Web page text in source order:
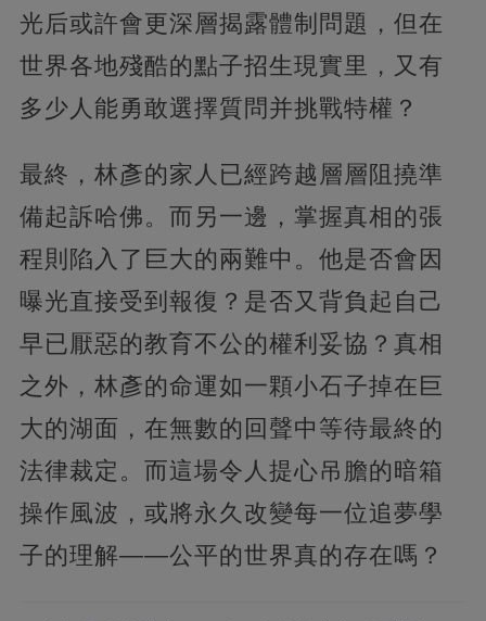
光后或許會更深層揭露體制問題，但在
世界各地殘酷的點子招生現實里，又有
多少人能勇敢選擇質問并挑戰特權？
最終，林彥的家人已經跨越層層阻撓準
備起訴哈佛。而另一邊，掌握真相的張
程則陷入了巨大的兩難中。他是否會因
曝光直接受到報復？是否又背負起自己
早已厭惡的教育不公的權利妥協？真相
之外，林彥的命運如一顆小石子掉在巨
大的湖面，在無數的回聲中等待最終的
法律裁定。而這場令人提心吊膽的暗箱
操作風波，或將永久改變每一位追夢學
子的理解——公平的世界真的存在嗎？